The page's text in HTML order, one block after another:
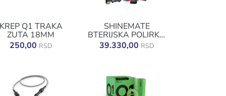
Q1 TRAKA
ZUTA 18MM
250,00 RSD
SHINEMATE
BTERIJSKA POLIRKA
EB212 KITT
39.330,00 RSD